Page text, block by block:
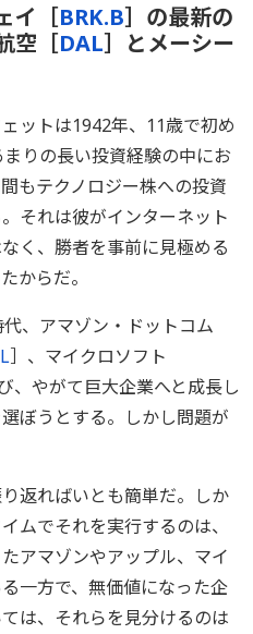
イ［BRK.B］の最新の
空［DAL］とメーシー
ットは1942年、11歳で初め
りの長い投資経験の中にお
もテクノロジー株への投資
それは彼がインターネット
く、勝者を事前に見極める
からだ。
、アマゾン・ドットコム
］、マイクロソフト
、やがて巨大企業へと成長し
ぼうとする。しかし問題が
返ればいとも簡単だ。しか
ムでそれを実行するのは、
アマゾンやアップル、マイ
一方で、無価値になった企
は、それらを見分けるのは